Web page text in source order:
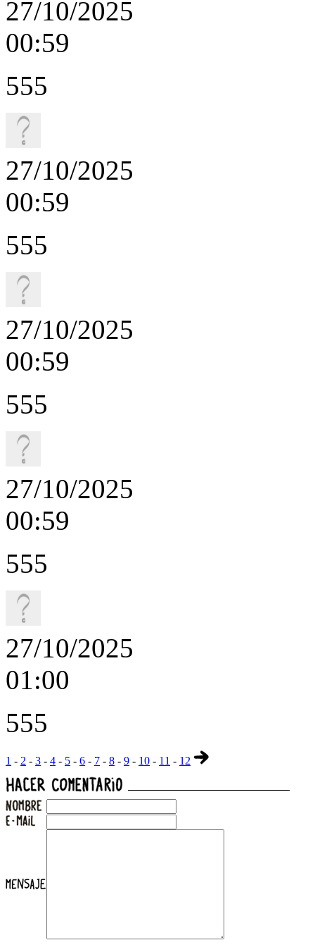
27/10/2025
00:59
555
27/10/2025
00:59
555
27/10/2025
00:59
555
27/10/2025
00:59
555
27/10/2025
01:00
555
1 - 2 - 3 - 4 - 5 - 6 - 7 - 8 - 9 - 10 - 11 - 12